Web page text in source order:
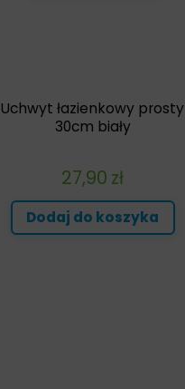
Uchwyt łazienkowy prosty
30cm biały
27,90 zł
Dodaj do koszyka